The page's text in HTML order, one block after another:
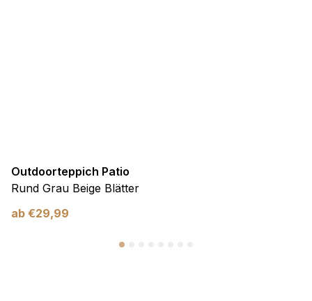
Outdoorteppich Patio
Rund Grau Beige Blätter
ab €29,99